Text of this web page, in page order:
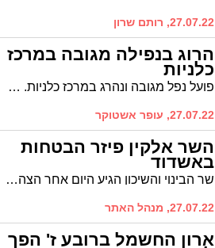
27.07.22, רותם שרון
הרוג בנפילה מגובה במרכז
כלניות
פועל נפל מגובה ונהרג במרכז כלניות. כוחות של מדא ואיחוד הצלה הוזעקו למקום ומותו נקבע במקום. המשטרה פתחה בחקירה
27.07.22, עופר אשטוקר
השר אלקין פיזר הבטחות
באשדוד
שר הבינוי והשיכון הגיע היום אחר הצהרים לאשדוד בהזמנתו של סגן ראש העיר עו"ד אלי נכט, והצוות הבכיר במשרד השיכון לבית קנדה ברובע א' בעיר אשדוד, על מנת לחנוך את המבנה החדש הכולל 220 יחידות דיור ציבורי
27.07.22, מנהל האתר
ארון החשמל ברובע ז' הפך